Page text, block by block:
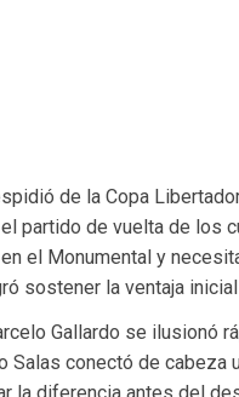
de la Copa
partido de vuelta de los
el Monumental y
sostener la ventaja
Gallardo se ilusionó
Salas conectó de cabeza